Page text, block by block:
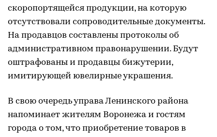
скоропортящейся продукции, на которую
отсутствовали сопроводительные документы.
На продавцов составлены протоколы об
административном правонарушении. Будут
оштрафованы и продавцы бижутерии,
имитирующей ювелирные украшения.
В свою очередь управа Ленинского района
напоминает жителям Воронежа и гостям
города о том, что приобретение товаров в